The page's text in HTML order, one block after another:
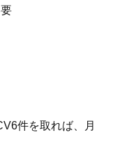
6件を取れば、月